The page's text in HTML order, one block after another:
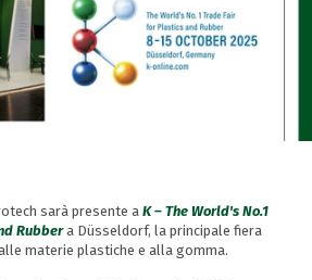
sarà presente a K – The World's No.1
Rubbera Düsseldorf, la principale fiera
materie plastiche e alla gomma.